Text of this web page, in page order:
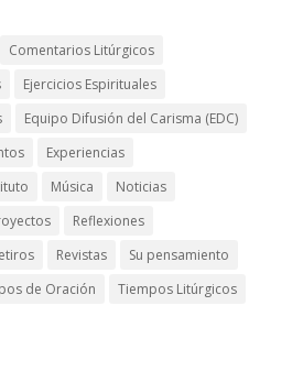
Comentarios Litúrgicos
Ejercicios Espirituales
Equipo Difusión del Carisma (EDC)
Experiencias
Música
Noticias
Reflexiones
Revistas
Su pensamiento
de Oración
Tiempos Litúrgicos